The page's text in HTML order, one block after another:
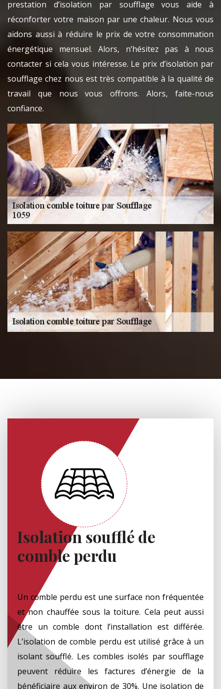
prestation d’isolation par soufflage vous aide à
réconforter votre maison par une chaleur. Nous vous
aidons aussi à réduire le prix de votre consommation
énergétique mensuel. Alors, n’hésitez pas à nous
contacter si cela vous intéresse. Le prix d’isolation par
soufflage chez nous est très compatible à la qualité de
travail que nous vous offrons. Alors, faite-nous
confiance.
Isolation soufflé de
comble perdu
Un comble perdu est une surface non fréquentée
et non chauffée sous la toiture. Cela peut aussi
être un comble dont l’installation est différée.
L’isolation de comble perdu est utilisé grâce à un
isolant soufflé. Les combles isolés par soufflage
peuvent réduire les factures d’énergie de la
bénéficiaire aux environ de 30%. Une isolation de